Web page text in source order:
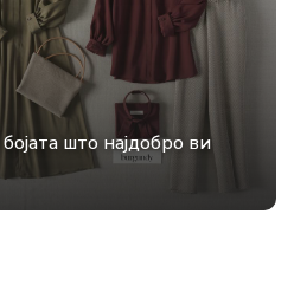
што најдобро ви